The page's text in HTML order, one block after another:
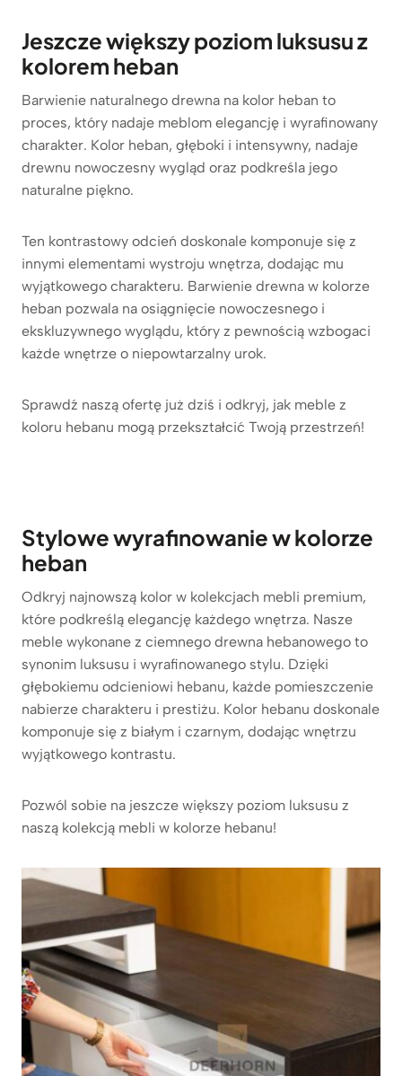
Jeszcze większy poziom luksusu z
kolorem heban
Barwienie naturalnego drewna na kolor heban to
proces, który nadaje meblom elegancję i wyrafinowany
charakter. Kolor heban, głęboki i intensywny, nadaje
drewnu nowoczesny wygląd oraz podkreśla jego
naturalne piękno.
Ten kontrastowy odcień doskonale komponuje się z
innymi elementami wystroju wnętrza, dodając mu
wyjątkowego charakteru. Barwienie drewna w kolorze
heban pozwala na osiągnięcie nowoczesnego i
ekskluzywnego wyglądu, który z pewnością wzbogaci
każde wnętrze o niepowtarzalny urok.
Sprawdź naszą ofertę już dziś i odkryj, jak meble z
koloru hebanu mogą przekształcić Twoją przestrzeń!
Stylowe wyrafinowanie w kolorze
heban
Odkryj najnowszą kolor w kolekcjach mebli premium,
które podkreślą elegancję każdego wnętrza. Nasze
meble wykonane z ciemnego drewna hebanowego to
synonim luksusu i wyrafinowanego stylu. Dzięki
głębokiemu odcieniowi hebanu, każde pomieszczenie
nabierze charakteru i prestiżu. Kolor hebanu doskonale
komponuje się z białym i czarnym, dodając wnętrzu
wyjątkowego kontrastu.
Pozwól sobie na jeszcze większy poziom luksusu z
naszą kolekcją mebli w kolorze hebanu!